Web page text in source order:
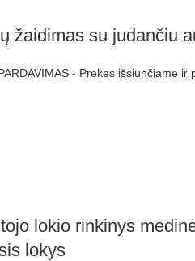
žaidimas su judančiu
- Prekes išsiunčiame ir
lokio rinkinys
lokys